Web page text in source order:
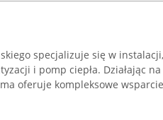
specjalizuje się w
i pomp ciepła. Działając
oferuje kompleksowe